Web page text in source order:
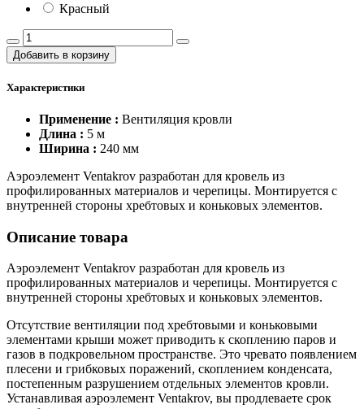
Красный
Добавить в корзину
Характеристики
Применение : Вентиляция кровли
Длина : 5 м
Ширина : 240 мм
Аэроэлемент Ventakrov разработан для кровель из
профилированных материалов и черепицы. Монтируется с
внутренней стороны хребтовых и коньковых элементов.
Описание товара
Аэроэлемент Ventakrov разработан для кровель из
профилированных материалов и черепицы. Монтируется с
внутренней стороны хребтовых и коньковых элементов.
Отсутствие вентиляции под хребтовыми и коньковыми
элементами крыши может приводить к скоплению паров и
газов в подкровельном пространстве. Это чревато появлением
плесени и грибковых поражений, скоплением конденсата,
постепенным разрушением отдельных элементов кровли.
Устанавливая аэроэлемент Ventakrov, вы продлеваете срок